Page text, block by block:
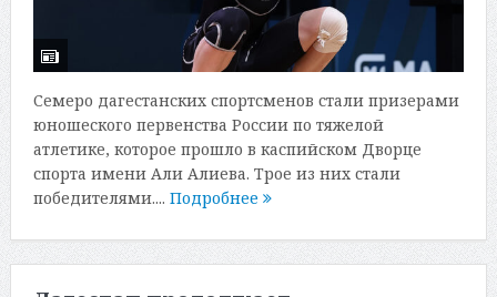
Семеро дагестанских спортсменов стали призерами
юношеского первенства России по тяжелой
атлетике, которое прошло в каспийском Дворце
спорта имени Али Алиева. Трое из них стали
победителями.... Подробнее